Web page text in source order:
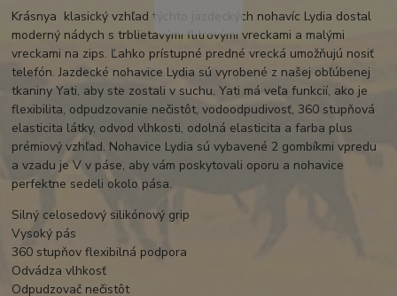
Krásnya klasický vzhľad týchto jazdeckých nohavíc Lydia dostal
moderný nádych s trblietavými flitrovými vreckami a malými
vreckami na zips. Ľahko prístupné predné vrecká umožňujú nosiť
telefón. Jazdecké nohavice Lydia sú vyrobené z našej obľúbenej
tkaniny Yati, aby ste zostali v suchu. Yati má veľa funkcií, ako je
flexibilita, odpudzovanie nečistôt, vodoodpudivosť, 360 stupňová
elasticita látky, odvod vlhkosti, odolná elasticita a farba plus
prémiový vzhľad. Nohavice Lydia sú vybavené 2 gombíkmi vpredu
a vzadu je V v páse, aby vám poskytovali oporu a nohavice
perfektne sedeli okolo pása.
Silný celosedový silikónový grip
Vysoký pás
360 stupňov flexibilná podpora
Odvádza vlhkosť
Odpudzovač nečistôt